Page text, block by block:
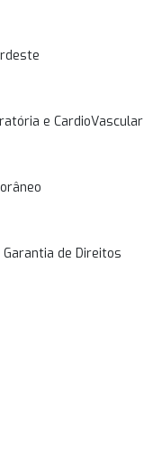
e CardioVascular
de Direitos